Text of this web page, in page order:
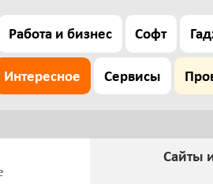
Работа и бизнес Софт
Интересное Сервисы
Сайты